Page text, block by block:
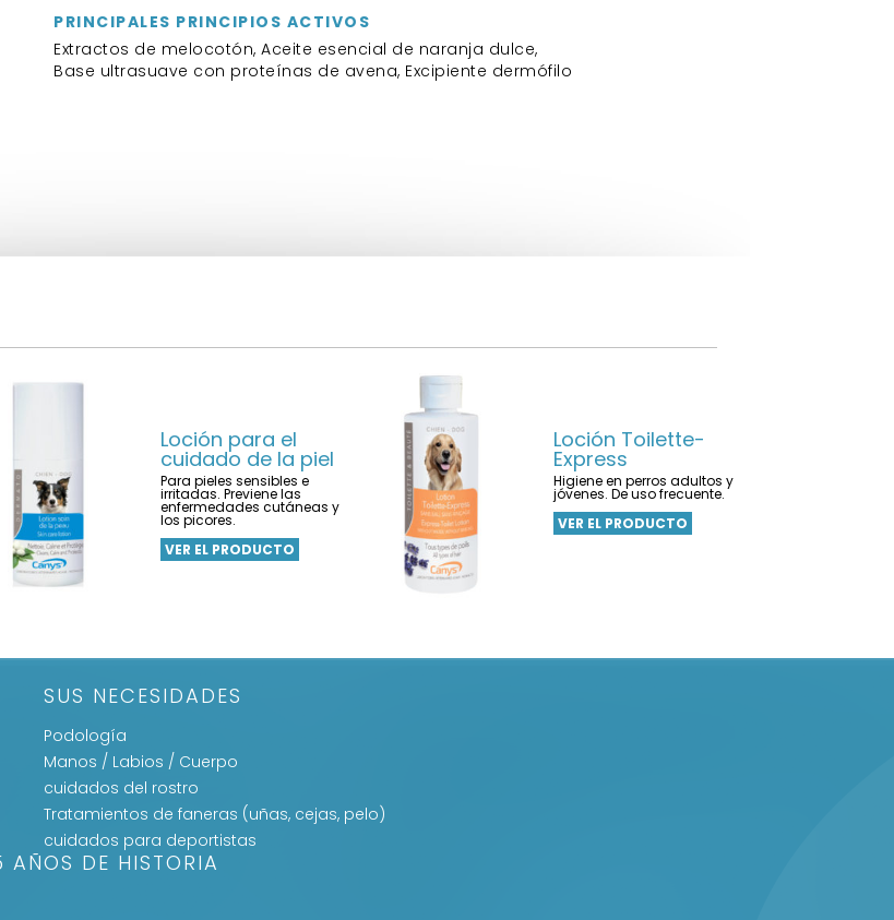
PRINCIPALES PRINCIPIOS ACTIVOS
Extractos de melocotón, Aceite esencial de naranja dulce,
Base ultrasuave con proteínas de avena, Excipiente dermófilo
Loción para el
cuidado de la piel
Para pieles sensibles e
irritadas. Previene las
enfermedades cutáneas y
los picores.
VER EL PRODUCTO
Loción Toilette-
Express
Higiene en perros adultos y
jóvenes. De uso frecuente.
VER EL PRODUCTO
SUS NECESIDADES
Podología
Manos / Labios / Cuerpo
cuidados del rostro
Tratamientos de faneras (uñas, cejas, pelo)
cuidados para deportistas
AÑOS DE HISTORIA